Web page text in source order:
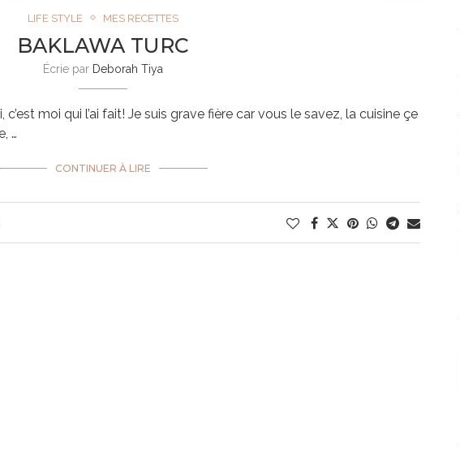
LIFE STYLE MES RECETTES
BAKLAWA TURC
Écrie par Deborah Tiya
c’est moi qui l’ai fait! Je suis grave fière car vous le savez, la cuisine çe
…
CONTINUER À LIRE